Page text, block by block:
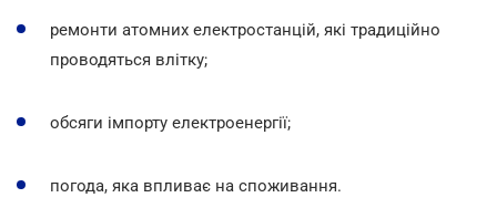
ремонти атомних електростанцій, які традиційно
проводяться влітку;
обсяги імпорту електроенергії;
погода, яка впливає на споживання.